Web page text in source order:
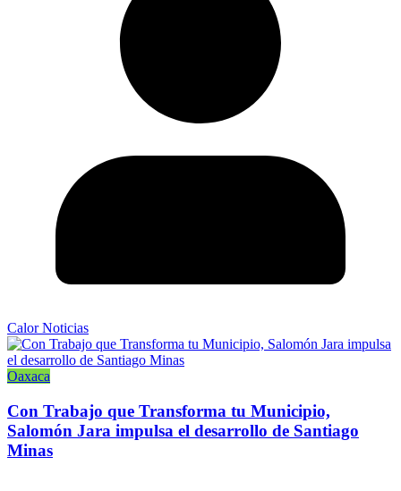
Calor Noticias
Oaxaca
Con Trabajo que Transforma tu Municipio,
Salomón Jara impulsa el desarrollo de Santiago
Minas